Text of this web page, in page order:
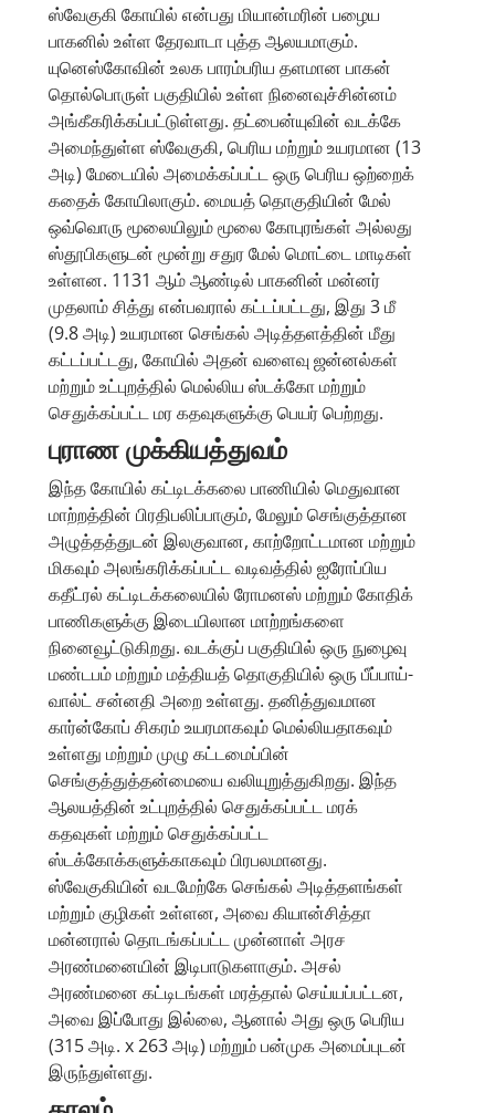
ஸ்வேகுகி கோயில் என்பது மியான்மரின் பழைய
பாகனில் உள்ள தேரவாடா புத்த ஆலயமாகும்.
யுனெஸ்கோவின் உலக பாரம்பரிய தளமான பாகன்
தொல்பொருள் பகுதியில் உள்ள நினைவுச்சின்னம்
அங்கீகரிக்கப்பட்டுள்ளது. தட்பைன்யுவின் வடக்கே
அமைந்துள்ள ஸ்வேகுகி, பெரிய மற்றும் உயரமான (13
அடி) மேடையில் அமைக்கப்பட்ட ஒரு பெரிய ஒற்றைக்
கதைக் கோயிலாகும். மையத் தொகுதியின் மேல்
ஒவ்வொரு மூலையிலும் மூலை கோபுரங்கள் அல்லது
ஸ்தூபிகளுடன் மூன்று சதுர மேல் மொட்டை மாடிகள்
உள்ளன. 1131 ஆம் ஆண்டில் பாகனின் மன்னர்
முதலாம் சித்து என்பவரால் கட்டப்பட்டது, இது 3 மீ
(9.8 அடி) உயரமான செங்கல் அடித்தளத்தின் மீது
கட்டப்பட்டது, கோயில் அதன் வளைவு ஜன்னல்கள்
மற்றும் உட்புறத்தில் மெல்லிய ஸ்டக்கோ மற்றும்
செதுக்கப்பட்ட மர கதவுகளுக்கு பெயர் பெற்றது.
புராண முக்கியத்துவம்
இந்த கோயில் கட்டிடக்கலை பாணியில் மெதுவான
மாற்றத்தின் பிரதிபலிப்பாகும், மேலும் செங்குத்தான
அழுத்தத்துடன் இலகுவான, காற்றோட்டமான மற்றும்
மிகவும் அலங்கரிக்கப்பட்ட வடிவத்தில் ஐரோப்பிய
கதீட்ரல் கட்டிடக்கலையில் ரோமனஸ் மற்றும் கோதிக்
பாணிகளுக்கு இடையிலான மாற்றங்களை
நினைவூட்டுகிறது. வடக்குப் பகுதியில் ஒரு நுழைவு
மண்டபம் மற்றும் மத்தியத் தொகுதியில் ஒரு பீப்பாய்-
வால்ட் சன்னதி அறை உள்ளது. தனித்துவமான
கார்ன்கோப் சிகரம் உயரமாகவும் மெல்லியதாகவும்
உள்ளது மற்றும் முழு கட்டமைப்பின்
செங்குத்துத்தன்மையை வலியுறுத்துகிறது. இந்த
ஆலயத்தின் உட்புறத்தில் செதுக்கப்பட்ட மரக்
கதவுகள் மற்றும் செதுக்கப்பட்ட
ஸ்டக்கோக்களுக்காகவும் பிரபலமானது.
ஸ்வேகுகியின் வடமேற்கே செங்கல் அடித்தளங்கள்
மற்றும் குழிகள் உள்ளன, அவை கியான்சித்தா
மன்னரால் தொடங்கப்பட்ட முன்னாள் அரச
அரண்மனையின் இடிபாடுகளாகும். அசல்
அரண்மனை கட்டிடங்கள் மரத்தால் செய்யப்பட்டன,
அவை இப்போது இல்லை, ஆனால் அது ஒரு பெரிய
(315 அடி. x 263 அடி) மற்றும் பன்முக அமைப்புடன்
இருந்துள்ளது.